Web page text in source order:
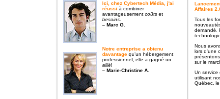
Ici, chez Cybertech Média, j'ai
réussi à combiner
avantageusement coûts et
besoins
– Marc G
Notre entreprise a obtenu
davantage qu'un hébergement
professionnel, elle a gagné un
allié!
– Marie-Christine A
Affaires
Tous les
demandé.
Nous
lors d'une
sur le
Un service
utilisant
Québec,